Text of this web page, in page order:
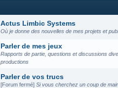
Actus Limbic Systems
Où je donne des nouvelles de mes projets et
Parler de mes jeux
Rapports de partie, questions et discussions
productions
Parler de vos trucs
[Forum fermé] Si vous cherchez un coup de